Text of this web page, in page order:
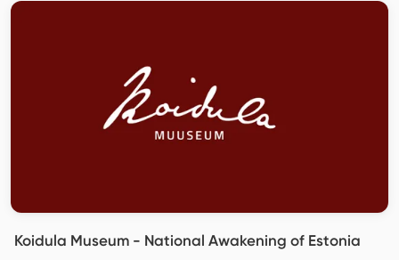
Koidula Museum - National Awakening of Estonia